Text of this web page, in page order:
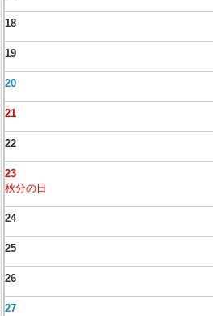
18
19
20
21
22
23
秋分の日
24
25
26
27